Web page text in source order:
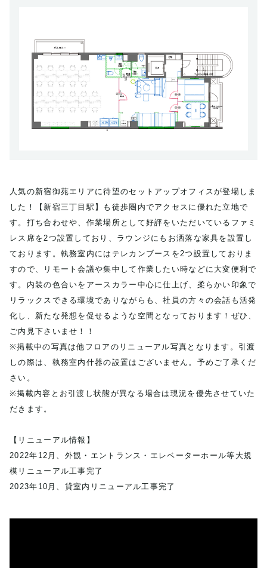
人気の新宿御苑エリアに待望のセットアップオフィスが登場しま
した！【新宿三丁目駅】も徒歩圏内でアクセスに優れた立地で
す。打ち合わせや、作業場所として好評をいただいているファミ
レス席を2つ設置しており、ラウンジにもお洒落な家具を設置し
ております。執務室内にはテレカンブースを2つ設置しておりま
すので、リモート会議や集中して作業したい時などに大変便利で
す。内装の色合いをアースカラー中心に仕上げ、柔らかい印象で
リラックスできる環境でありながらも、社員の方々の会話も活発
化し、新たな発想を促せるような空間となっております！ぜひ、
ご内見下さいませ！！
※掲載中の写真は他フロアのリニューアル写真となります。引渡
しの際は、執務室内什器の設置はございません。予めご了承くだ
さい。
※掲載内容とお引渡し状態が異なる場合は現況を優先させていた
だきます。
【リニューアル情報】
2022年12月、外観・エントランス・エレベーターホール等大規
模リニューアル工事完了
2023年10月、貸室内リニューアル工事完了